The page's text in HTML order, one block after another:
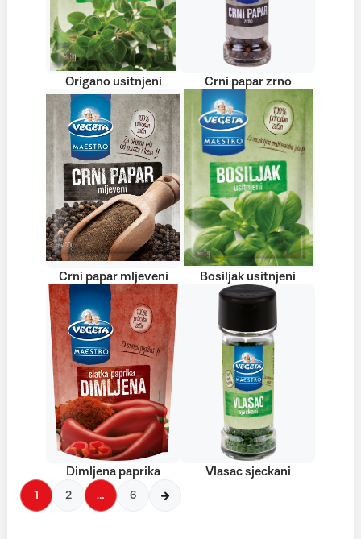
Origano usitnjeni Crni papar zrno
Crni papar mljeveni Bosiljak usitnjeni
Dimljena paprika Vlasac sjeckani
1 2 … 6